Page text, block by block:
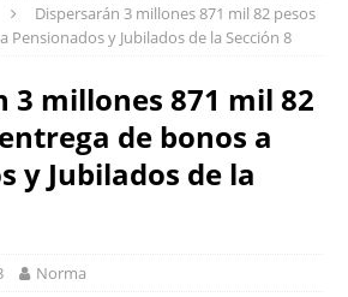
Dispersarán 3 millones 871 mil 82 pesos
Pensionados y Jubilados de la Sección 8
3 millones 871 mil 82
de bonos a
y Jubilados de la
Norma